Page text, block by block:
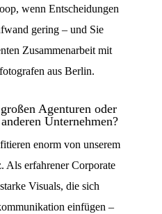
wenn Entscheidungen
gering – und Sie
Zusammenarbeit mit
aus Berlin.
Agenturen oder
Unternehmen?
enorm von unserem
Als erfahrenerCorporate
Visuals, die sich
einfügen –